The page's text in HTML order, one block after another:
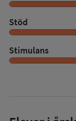
Stöd
Stimulans